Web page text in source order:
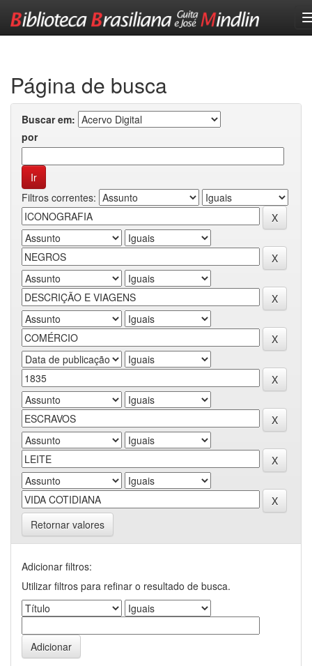
Página de busca
Buscar em:
por
Filtros correntes:
Retornar valores
Adicionar filtros:
Utilizar filtros para refinar o resultado de busca.